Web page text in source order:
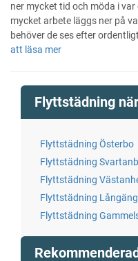
ner mycket tid och möda i
mycket arbete läggs ner på
behöver de ses efter
att läsa mer
Flyttstädning
Flyttstädning Österbo
Flyttstädning
Flyttstädning
Flyttstädning
Flyttstädning